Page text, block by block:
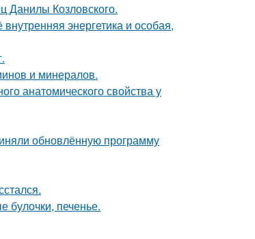
Данилы Козловского.
энергетика и особая,
и минералов.
анатомического свойства у
обновлённую программу
булочки, печенье.